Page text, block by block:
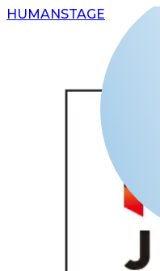
HUMANSTAGE